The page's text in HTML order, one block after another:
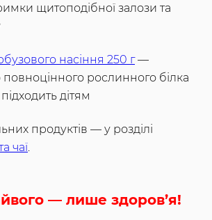
щитоподібної залози та
насіння 250 г—
рослинного білка
дітям
продуктів — у розділі
чаї.
— лише здоров’я!